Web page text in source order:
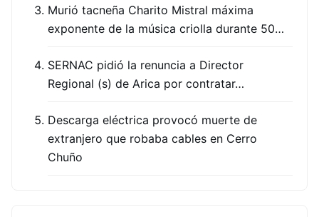
Murió tacneña Charito Mistral máxima
exponente de la música criolla durante 50…
SERNAC pidió la renuncia a Director
Regional (s) de Arica por contratar…
Descarga eléctrica provocó muerte de
extranjero que robaba cables en Cerro
Chuño